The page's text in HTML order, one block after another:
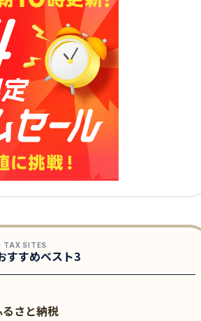
TAX SITES
すすめベスト3
さと納税